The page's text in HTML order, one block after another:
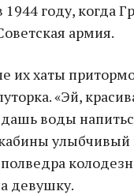
1944 году, когда
армия.
их хаты
«Эй,
воды
улыбчивый
девушку.